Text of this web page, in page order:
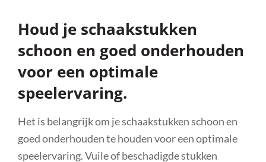
Houd je schaakstukken
schoon en goed onderhouden
voor een optimale
speelervaring.
Het is belangrijk om je schaakstukken schoon en
goed onderhouden te houden voor een optimale
speelervaring. Vuile of beschadigde stukken